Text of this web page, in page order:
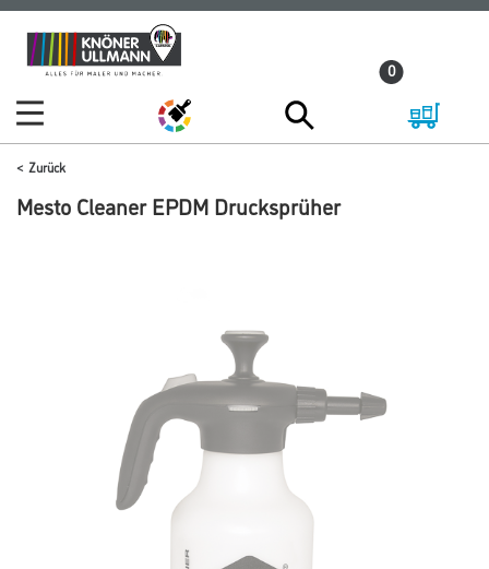
Zum
Inhalt
Zum
Navigationsmenü
0
Zurück
Mesto Cleaner EPDM Drucksprüher